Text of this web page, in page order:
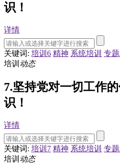
识！
详情
关键词: 培训6 精神 系统培训 专题
培训 动态
7.坚持党对一切工作
识！
详情
关键词: 培训7 精神 系统培训 专题
培训 动态